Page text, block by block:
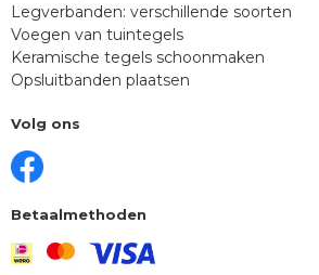
Legverbanden: verschillende soorten
Voegen van tuintegels
Keramische tegels schoonmaken
Opsluitbanden plaatsen
Volg ons
Betaalmethoden